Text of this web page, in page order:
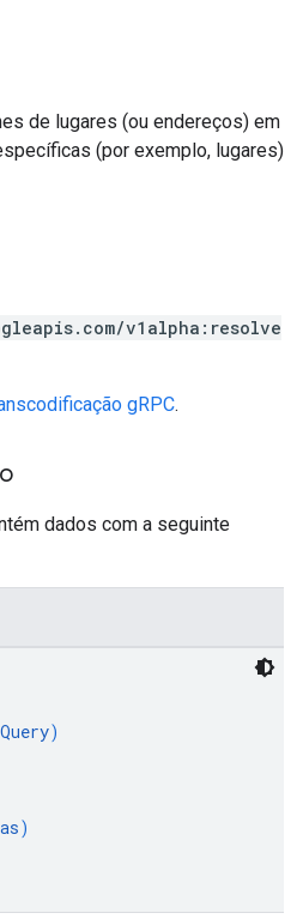
de lugares (ou endereços) em
(por exemplo, lugares)
v1alpha:resolve
gRPC.
dados com a seguinte
)
)